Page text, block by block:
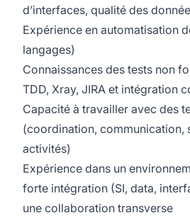
d’interfaces, qualité des
Expérience en automatisation
langages)
Connaissances des tests non
TDD, Xray, JIRA et intégration
Capacité à travailler avec des
(coordination, communication,
activités)
Expérience dans un
forte intégration (SI, data,
une collaboration transverse